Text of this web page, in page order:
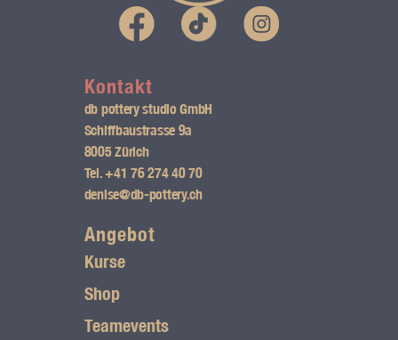
I
Kontakt
db pottery studio GmbH
Schiffbaustrasse 9a
8005 Zürich
Tel.+41 76 274 40 70
denise@db-pottery.ch
Angebot
Kurse
Shop
Teamevents